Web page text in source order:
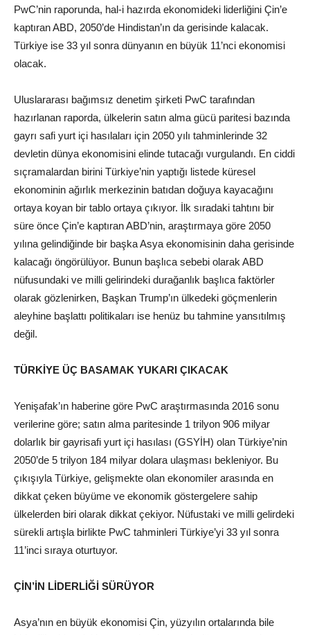
PwC’nin raporunda, hal-i hazırda ekonomideki liderliğini Çin’e
kaptıran ABD, 2050’de Hindistan’ın da gerisinde kalacak.
Türkiye ise 33 yıl sonra dünyanın en büyük 11’nci ekonomisi
olacak.
Uluslararası bağımsız denetim şirketi PwC tarafından
hazırlanan raporda, ülkelerin satın alma gücü paritesi bazında
gayrı safi yurt içi hasılaları için 2050 yılı tahminlerinde 32
devletin dünya ekonomisini elinde tutacağı vurgulandı. En ciddi
sıçramalardan birini Türkiye’nin yaptığı listede küresel
ekonominin ağırlık merkezinin batıdan doğuya kayacağını
ortaya koyan bir tablo ortaya çıkıyor. İlk sıradaki tahtını bir
süre önce Çin’e kaptıran ABD’nin, araştırmaya göre 2050
yılına gelindiğinde bir başka Asya ekonomisinin daha gerisinde
kalacağı öngörülüyor. Bunun başlıca sebebi olarak ABD
nüfusundaki ve milli gelirindeki durağanlık başlıca faktörler
olarak gözlenirken, Başkan Trump’ın ülkedeki göçmenlerin
aleyhine başlattı politikaları ise henüz bu tahmine yansıtılmış
değil.
TÜRKİYE ÜÇ BASAMAK YUKARI ÇIKACAK
Yenişafak’ın haberine göre PwC araştırmasında 2016 sonu
verilerine göre; satın alma paritesinde 1 trilyon 906 milyar
dolarlık bir gayrisafi yurt içi hasılası (GSYİH) olan Türkiye’nin
2050’de 5 trilyon 184 milyar dolara ulaşması bekleniyor. Bu
çıkışıyla Türkiye, gelişmekte olan ekonomiler arasında en
dikkat çeken büyüme ve ekonomik göstergelere sahip
ülkelerden biri olarak dikkat çekiyor. Nüfustaki ve milli gelirdeki
sürekli artışla birlikte PwC tahminleri Türkiye’yi 33 yıl sonra
11’inci sıraya oturtuyor.
ÇİN’İN LİDERLİĞİ SÜRÜYOR
Asya’nın en büyük ekonomisi Çin, yüzyılın ortalarında bile